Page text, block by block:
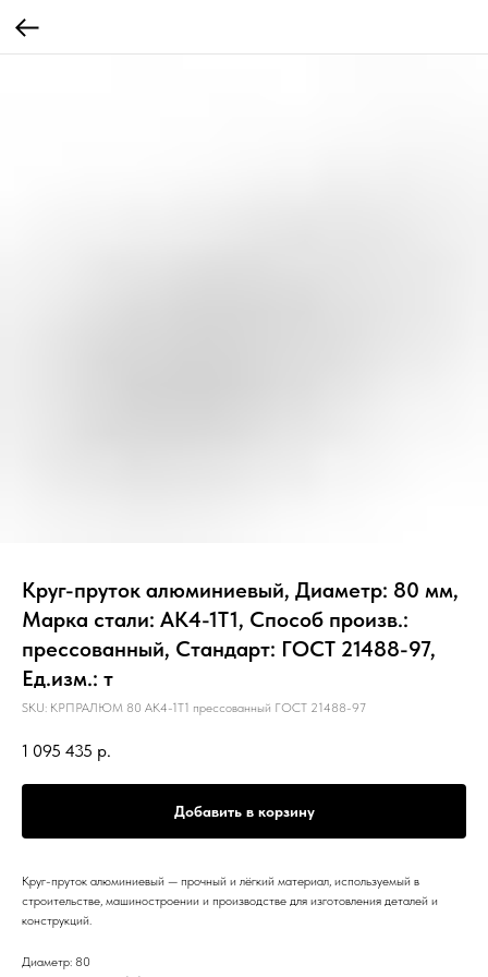
Круг-пруток алюминиевый, Диаметр: 80 мм,
Марка стали: АК4-1Т1, Способ произв.:
прессованный, Стандарт: ГОСТ 21488-97,
Ед.изм.: т
SKU: КРПРАЛЮМ 80 АК4-1Т1 прессованный ГОСТ 21488-97
1 095 435 р.
Добавить в корзину
Круг-пруток алюминиевый — прочный и лёгкий материал, используемый в
строительстве, машиностроении и производстве для изготовления деталей и
конструкций.
Диаметр: 80